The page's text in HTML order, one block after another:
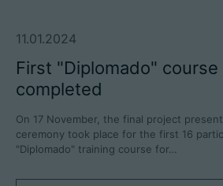
11.01.2024
First "Diplomado"
completed
On 17 November, the final project
ceremony took place for the first 16
"Diplomado" training course for…